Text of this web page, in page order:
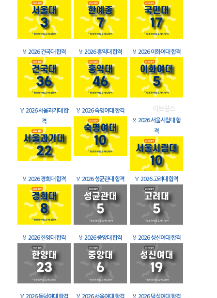
🏅 2026 건국대 합격 🏅 2026 홍익대 합격 🏅 2026 이화여대 합격
🏅 2026 서울과기대 합
격
🏅 2026 숙명여대 합격
🏅 2026 서울시립대 합
격
🏅 2026 경희대 합격 🏅 2026 성균관대 합격 🏅 2026 고려대 합격
🏅 2026 한양대 합격 🏅 2026 중앙대 합격 🏅 2026 성신여대 합격
🏅 2026 동덕여대 합격 🏅 2026 서울여대 합격 🏅 2026 덕성여대 합격